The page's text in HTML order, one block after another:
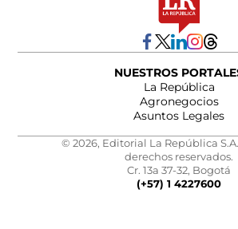
NUESTROS
La República
Agronegocios
Asuntos Legales
© 2026, Editorial La República
derechos reservados.
Cr. 13a 37-32, Bogotá
(+57) 1 4227600